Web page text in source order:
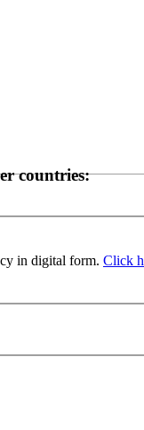
countries:
in digital form. Click